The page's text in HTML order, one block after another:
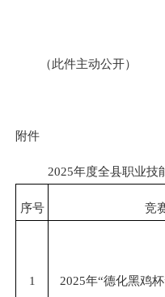
（此件主动公开）
附件
2025年度全县职业技
序号 竞
1 2025年“德化黑鸡